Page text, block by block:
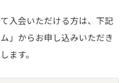
入会いただける方は、下記
」からお申し込みいただき
ます。